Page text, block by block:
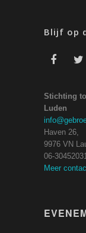
Blijf op
Stichting
Luden
Haven 26,
9976 VN
06-30452031
Meer